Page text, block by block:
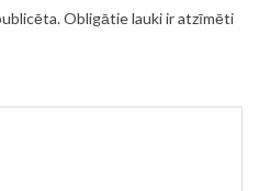
Obligātie lauki ir atzīmēti